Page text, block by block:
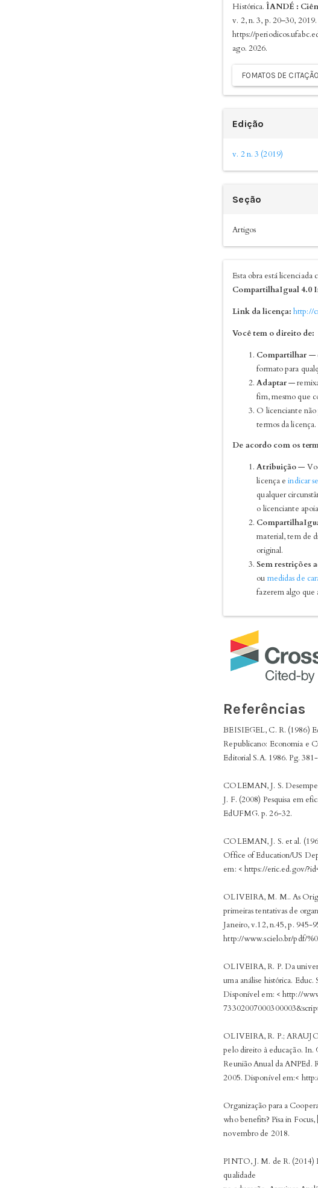
Histórica.ÎANDÉ :
v. 2, n. 3, p. 20–30,
https://
ago. 2026.
FOMATOS DE
Edição
v. 2 n. 3 (2019)
Seção
Artigos
Esta obra está licenciada
CompartilhaIgual 4.0
Link da licença: http://
Você tem o direito de:
Compartilhar —
formato para
Adaptar—
fim, mesmo que
O licenciante não
termos da licença.
De acordo com os
Atribuição—
licença eindicar
qualquer
o licenciante
material, tem de
original.
Sem restrições
ou medidas de
fazerem algo que
Referências
BEISIEGEL, C. R. (1986)
Republicano: Economia e
Editorial S.A. 1986. Pg.
COLEMAN, J. S.
J. F. (2008) Pesquisa em
EdUFMG. p. 26-32.
COLEMAN, J. S. et al.
Office of Education/US
em: < https://eric.ed.gov/
OLIVEIRA, M. M.. As
primeiras tentativas de
Janeiro, v.12, n.45, p. 945-
http://www.scielo.br/pdf/
OLIVEIRA, R. P. Da
uma análise histórica.
Disponível em: < http://
OLIVEIRA, R. P.;
pelo direito à educação. In.
Reunião Anual da ANPEd.
2005. Disponível em:<
Organização para a
who benefits? Pisa in
novembro de 2018.
PINTO, J. M. de R. (2014)
qualidade